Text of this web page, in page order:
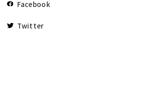
Facebook
Twitter